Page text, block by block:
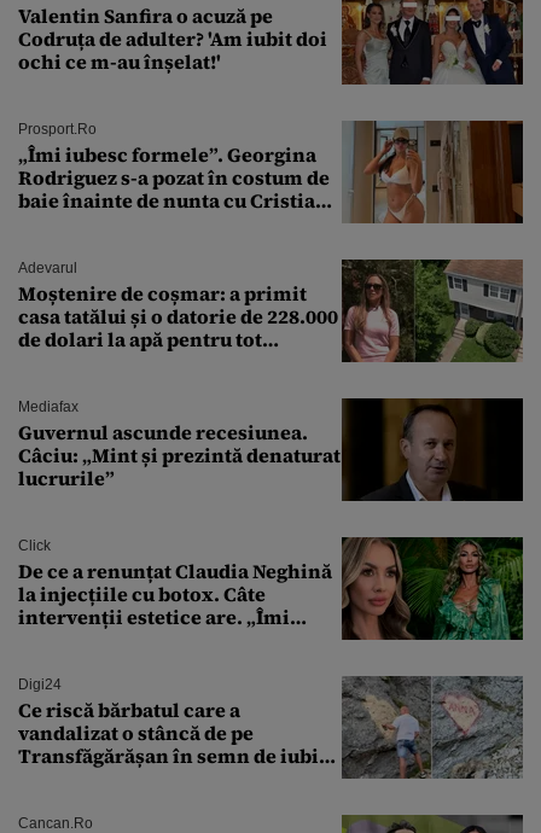
Valentin Sanfira o acuză pe
Codruța de adulter? 'Am iubit doi
ochi ce m-au înșelat!'
Prosport.ro
„Îmi iubesc formele”. Georgina
Rodriguez s-a pozat în costum de
baie înainte de nunta cu Cristiano
Adevarul
Moștenire de coșmar: a primit
casa tatălui și o datorie de 228.000
de dolari la apă pentru tot
Mediafax
Guvernul ascunde recesiunea.
Câciu: „Mint și prezintă denaturat
lucrurile”
Click
De ce a renunțat Claudia Neghină
la injecțiile cu botox. Câte
intervenții estetice are. „Îmi
Digi24
Ce riscă bărbatul care a
vandalizat o stâncă de pe
Transfăgărășan în semn de iubire
Cancan.ro